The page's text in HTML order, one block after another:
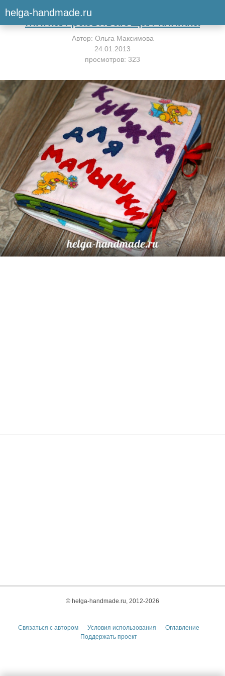
helga-handmade.ruВернуться к мастер-классу
Мягкая развивающая книжка
Автор: Ольга Максимова
24.01.2013
просмотров: 323
© helga-handmade.ru, 2012-2026
Связаться с автором Условия использования
Оглавление
Поддержать проект